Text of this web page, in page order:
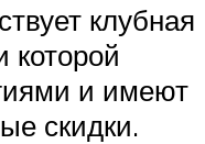
клубная
которой
и имеют
скидки.